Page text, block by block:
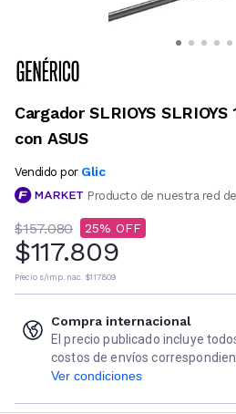
Cargador SLRIOYS
con ASUS
Vendido por Glic
Producto de nuestra red
$157.080 25
$117.809
Precio s/imp. nac. $117.809
Compra internacional
El precio publicado incluye
costos de envíos
Ver condiciones